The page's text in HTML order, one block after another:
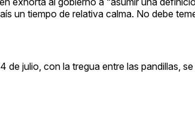
un tiempo de relativa calma. No debe
de julio, con la tregua entre las pandillas,